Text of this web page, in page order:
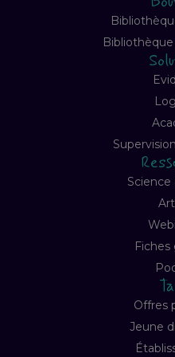
Science
Offres
Jeune